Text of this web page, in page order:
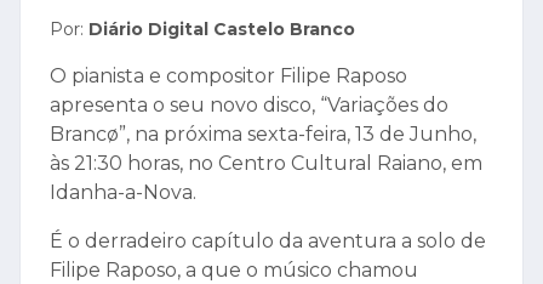
Por: Diário Digital Castelo Branco
O pianista e compositor Filipe Raposo
apresenta o seu novo disco, “Variações do
Brancø”, na próxima sexta-feira, 13 de Junho,
às 21:30 horas, no Centro Cultural Raiano, em
Idanha-a-Nova.
É o derradeiro capítulo da aventura a solo de
Filipe Raposo, a que o músico chamou